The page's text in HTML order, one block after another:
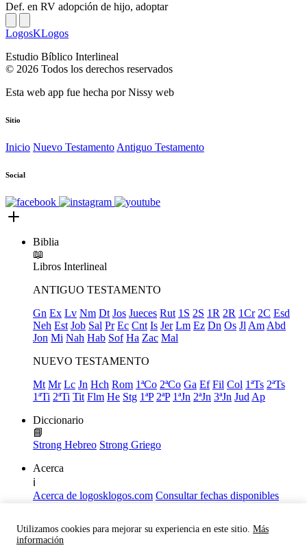
Utilizamos cookies para mejorar su experiencia en este sitio. Más
información
Def. en RV adopción de hijo, adoptar
LogosKLogos
Estudio Bíblico Interlineal
© 2026 Todos los derechos reservados
Esta web app fue hecha porNissy web
Sitio
Inicio Nuevo Testamento Antiguo Testamento
Social
Biblia
📖
Libros Interlineal
ANTIGUO TESTAMENTO
Gn Ex Lv Nm Dt Jos Jueces Rut 1S 2S 1R 2R 1Cr 2C Esd
Neh Est Job Sal Pr Ec Cnt Is Jer Lm Ez Dn Os Jl Am Abd
Jon Mi Nah Hab Sof Ha Zac Mal
NUEVO TESTAMENTO
Mt Mr Lc Jn Hch Rom 1ªCo 2ªCo Ga Ef Fil Col 1ªTs 2ªTs
1ªTi 2ªTi Tit Flm He Stg 1ªP 2ªP 1ªJn 2ªJn 3ªJn Jud Ap
Diccionario
📘
Strong Hebreo Strong Griego
Acerca
ℹ️
Acerca de logosklogos.com Consultar fechas disponibles
Links útiles